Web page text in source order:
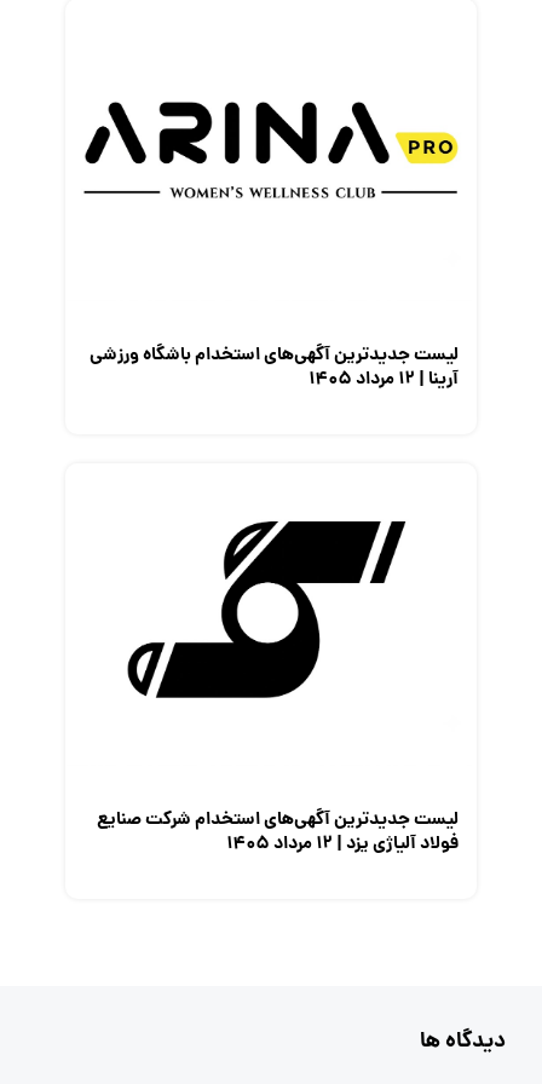
لیست جدیدترین آگهی‌های استخدام باشگاه ورزشی
آرینا | ۱۲ مرداد ۱۴۰۵
لیست جدیدترین آگهی‌های استخدام شرکت صنایع
فولاد آلیاژی یزد | ۱۲ مرداد ۱۴۰۵
دیدگاه ها